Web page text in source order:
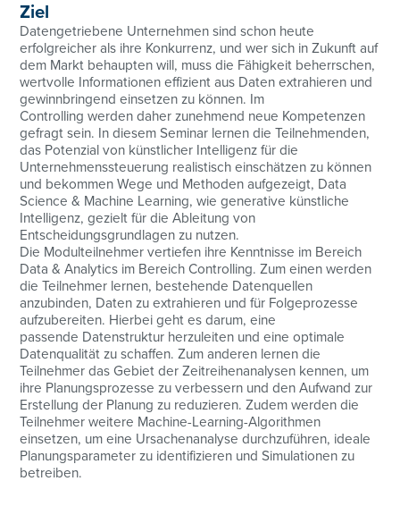
Ziel
Datengetriebene Unternehmen sind schon heute
erfolgreicher als ihre Konkurrenz, und wer sich in Zukunft auf
dem Markt behaupten will, muss die Fähigkeit beherrschen,
wertvolle Informationen effizient aus Daten extrahieren und
gewinnbringend einsetzen zu können. Im
Controlling werden daher zunehmend neue Kompetenzen
gefragt sein. In diesem Seminar lernen die Teilnehmenden,
das Potenzial von künstlicher Intelligenz für die
Unternehmenssteuerung realistisch einschätzen zu können
und bekommen Wege und Methoden aufgezeigt, Data
Science & Machine Learning, wie generative künstliche
Intelligenz, gezielt für die Ableitung von
Entscheidungsgrundlagen zu nutzen.
Die Modulteilnehmer vertiefen ihre Kenntnisse im Bereich
Data & Analytics im Bereich Controlling. Zum einen werden
die Teilnehmer lernen, bestehende Datenquellen
anzubinden, Daten zu extrahieren und für Folgeprozesse
aufzubereiten. Hierbei geht es darum, eine
passende Datenstruktur herzuleiten und eine optimale
Datenqualität zu schaffen. Zum anderen lernen die
Teilnehmer das Gebiet der Zeitreihenanalysen kennen, um
ihre Planungsprozesse zu verbessern und den Aufwand zur
Erstellung der Planung zu reduzieren. Zudem werden die
Teilnehmer weitere Machine-Learning-Algorithmen
einsetzen, um eine Ursachenanalyse durchzuführen, ideale
Planungsparameter zu identifizieren und Simulationen zu
betreiben.